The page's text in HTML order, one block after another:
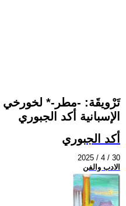
تَرْويقَة: -مطر-*
الإسبانية أكد الجبوري
أكد الجبوري
2025 / 4 / 30
الادب والفن